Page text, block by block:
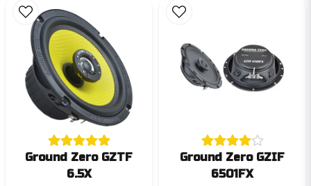
Ground Zero GZTF
6.5X
Ground Zero GZIF
6501FX